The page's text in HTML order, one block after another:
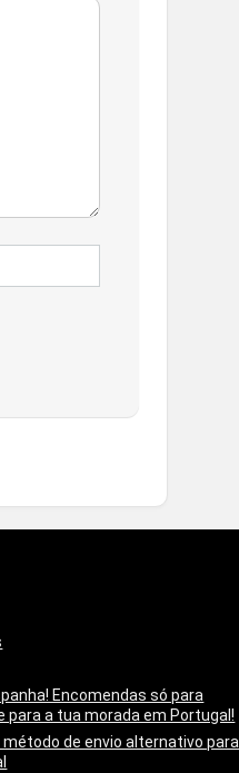
Encomendas só para
para a tua morada em Portugal!
de envio alternativo para